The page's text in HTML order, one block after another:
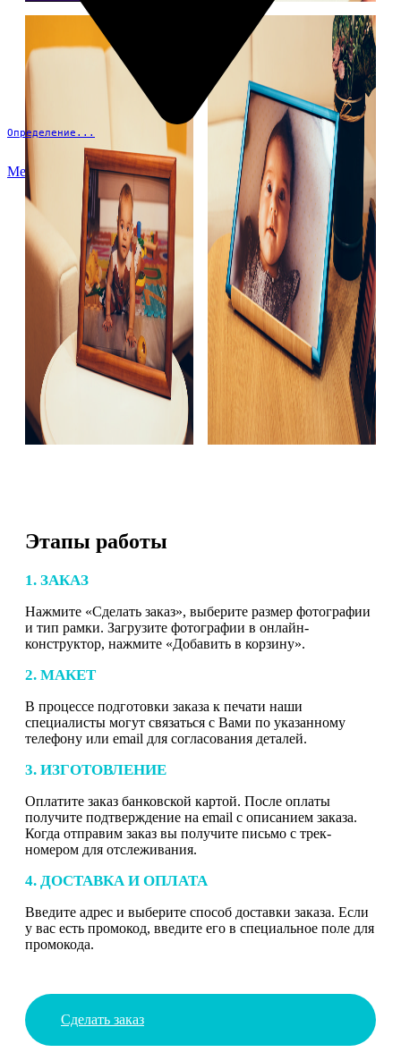
Определение...
Меню
Этапы работы
1. ЗАКАЗ
Нажмите «Сделать заказ», выберите размер фотографии
и тип рамки. Загрузите фотографии в онлайн-
конструктор, нажмите «Добавить в корзину».
2. МАКЕТ
В процессе подготовки заказа к печати наши
специалисты могут связаться с Вами по указанному
телефону или email для согласования деталей.
3. ИЗГОТОВЛЕНИЕ
Оплатите заказ банковской картой. После оплаты
получите подтверждение на email с описанием заказа.
Когда отправим заказ вы получите письмо с трек-
номером для отслеживания.
4. ДОСТАВКА И ОПЛАТА
Введите адрес и выберите способ доставки заказа. Если
у вас есть промокод, введите его в специальное поле для
промокода.
Сделать заказ